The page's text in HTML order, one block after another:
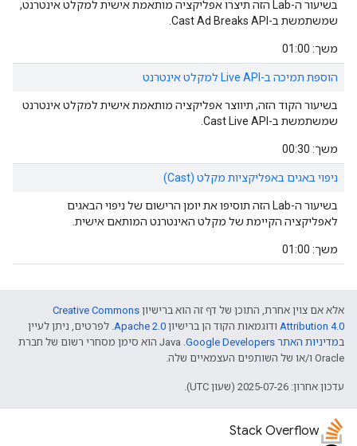
בשיעור ה-Lab הזה תיצרו אפליקציה מותאמת אישית למקלט אינטרנט,
שמשתמשת ב-Cast Ad Breaks API.
משך: 01:00
הוספת תמיכה ב-Live API למקלט אינטרנט
בשיעור הקוד הזה, תיווצר אפליקציה מותאמת אישית למקלט אינטרנט
שמשתמשת ב-Cast Live API.
משך: 00:30
ניפוי באגים באפליקציות מקלט (Cast)
בשיעור ה-Lab הזה תוסיפו את יומן הרישום של ניפוי הבאגים
לאפליקציה הקיימת של מקלט האינטרנט המותאם אישית.
משך: 01:00
אלא אם צוין אחרת, התוכן של דף זה הוא ברישיון Creative Commons
Attribution 4.0 ודוגמאות הקוד הן ברישיון Apache 2.0. לפרטים, ניתן לעיין
במדיניות האתר Google Developers‏
.‏ Java הוא סימן מסחרי רשום של חברת
Oracle ו/או של השותפים העצמאיים שלה.
עדכון אחרון: 2025-07-26 (שעון UTC).
Stack Overflow